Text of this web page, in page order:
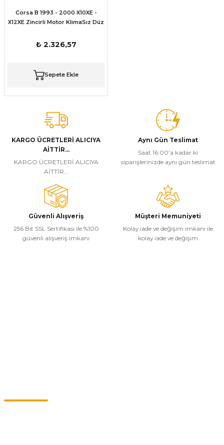
Corsa B 1993 - 2000 X10XE -
X12XE Zincirli Motor KlimaSız Düz
₺ 2.326,57
Sepete Ekle
KARGO ÜCRETLERİ ALICIYA
AİTTİR...
KARGO ÜCRETLERİ ALICIYA
AİTTİR...
Aynı Gün Teslimat
Saat 16:00’a kadar ki
siparişlerinizde aynı gün teslimat
Güvenli Alışveriş
256 Bit SSL Sertifikası ile %100
güvenli alışveriş imkanı
Müşteri Memuniyeti
Kolay iade ve değişim imkanı ile
kolay iade ve değişim